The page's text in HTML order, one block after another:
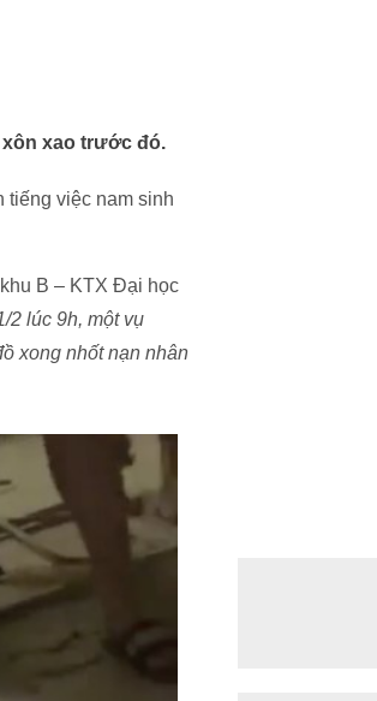
xao trước đó.
tiếng việc nam sinh
B – KTX Đại học
2 lúc 9h, một vụ
xong nhốt nạn nhân